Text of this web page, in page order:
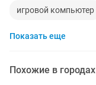
игровой компьютер
материнская плата
Показать еще
Похожие в городах